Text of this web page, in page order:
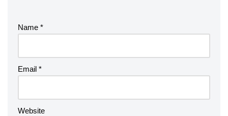
Name *
Email *
Website